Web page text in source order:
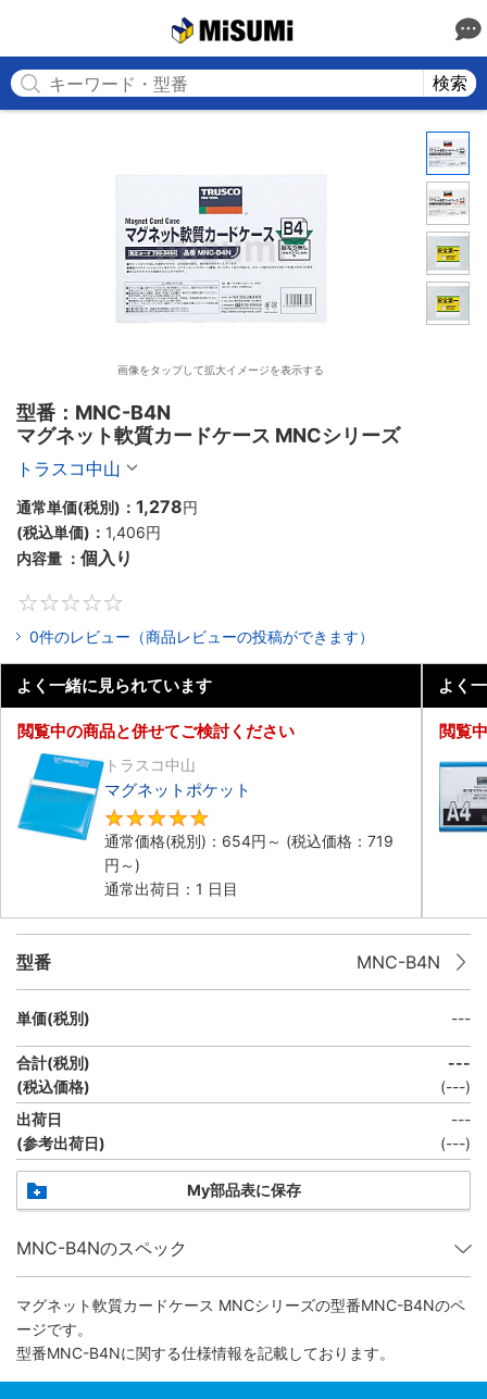
検索
画像をタップして拡大イメージを表示する
型番：MNC-B4N
マグネット軟質カードケース MNCシリーズ
トラスコ中山
通常単価(税別)： 1,278円
(税込単価)： 1,406円
内容量 ： 個入り
0件のレビュー（商品レビューの投稿ができます）
よく一緒に見られています
閲覧中の商品と併せてご検討ください
トラスコ中山
マグネットポケット
通常価格(税別)： 654円 ～ (税込価格： 719
円 ～)
通常出荷日：1 日目
よく
閲覧
型番 MNC-B4N
単価(税別) ---
合計(税別)
(税込価格)
---
(---)
出荷日
(参考出荷日)
---
(---)
My部品表に保存
MNC-B4Nのスペック
マグネット軟質カードケース MNCシリーズの型番MNC-B4Nのペ
ージです。
型番MNC-B4Nに関する仕様情報を記載しております。